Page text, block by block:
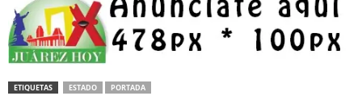
ETIQUETAS ESTADO PORTADA